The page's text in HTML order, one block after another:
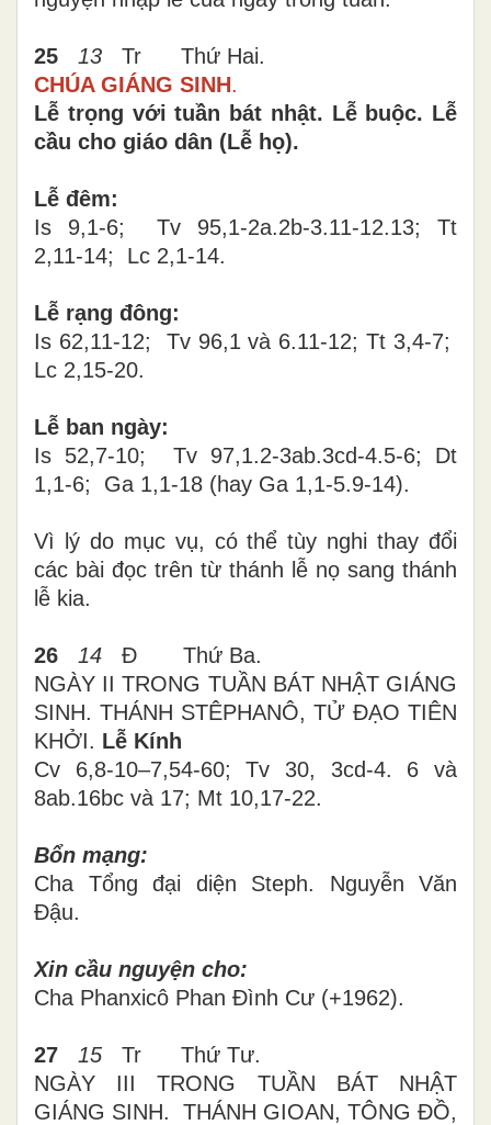
25 13 Tr Thứ Hai.
CHÚA GIÁNG SINH.
Lễ trọng với tuần bát nhật. Lễ buộc. Lễ
cầu cho giáo dân (Lễ họ).
Lễ đêm:
Is 9,1-6; Tv 95,1-2a.2b-3.11-12.13; Tt
2,11-14; Lc 2,1-14.
Lễ rạng đông:
Is 62,11-12; Tv 96,1 và 6.11-12; Tt 3,4-7;
Lc 2,15-20.
Lễ ban ngày:
Is 52,7-10; Tv 97,1.2-3ab.3cd-4.5-6; Dt
1,1-6; Ga 1,1-18 (hay Ga 1,1-5.9-14).
Vì lý do mục vụ, có thể tùy nghi thay đổi
các bài đọc trên từ thánh lễ nọ sang thánh
lễ kia.
26 14 Đ Thứ Ba.
NGÀY II TRONG TUẦN BÁT NHẬT GIÁNG
SINH. THÁNH STÊPHANÔ, TỬ ĐẠO TIÊN
KHỞI. Lễ Kính
Cv 6,8-10–7,54-60; Tv 30, 3cd-4. 6 và
8ab.16bc và 17; Mt 10,17-22.
Bổn mạng:
Cha Tổng đại diện Steph. Nguyễn Văn
Đậu.
Xin cầu nguyện cho:
Cha Phanxicô Phan Đình Cư (+1962).
27 15 Tr Thứ Tư.
NGÀY III TRONG TUẦN BÁT NHẬT
GIÁNG SINH. THÁNH GIOAN, TÔNG ĐỒ,